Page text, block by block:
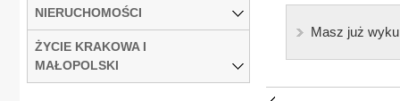
Masz już
NIERUCHOMOŚCI
ŻYCIE KRAKOWA I
MAŁOPOLSKI